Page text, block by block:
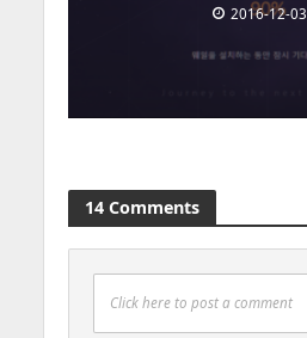
2016-12-03
14 Comments
Click here to post a comment